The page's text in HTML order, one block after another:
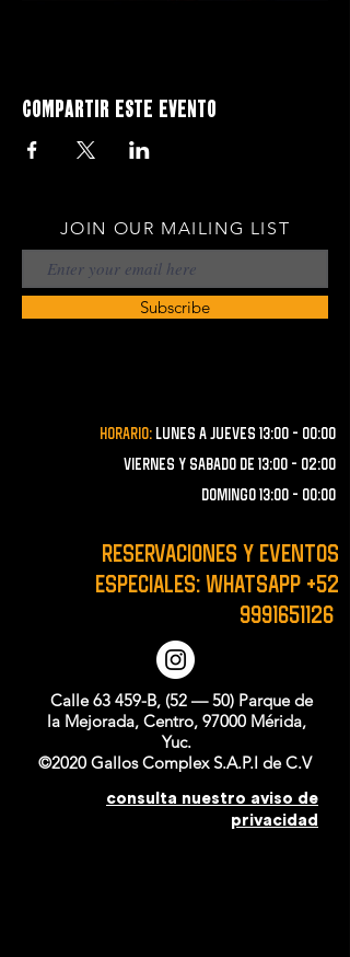
Compartir este evento
JOIN OUR MAILING LIST
Subscribe
Horario: lunes a JUEVES 13:00 - 00:00
VIERNES Y SABADO de 13:00 - 02:00
domingo 13:00 - 00:00
RESERVACIONES y EVENTOS
ESPECIALES: WHATSAPP +52
9991651126
Calle 63 459-B, (52 — 50) Parque de
la Mejorada, Centro, 97000 Mérida,
Yuc.
©2020 Gallos Complex S.A.P.I de C.V
consulta nuestro aviso de
privacidad